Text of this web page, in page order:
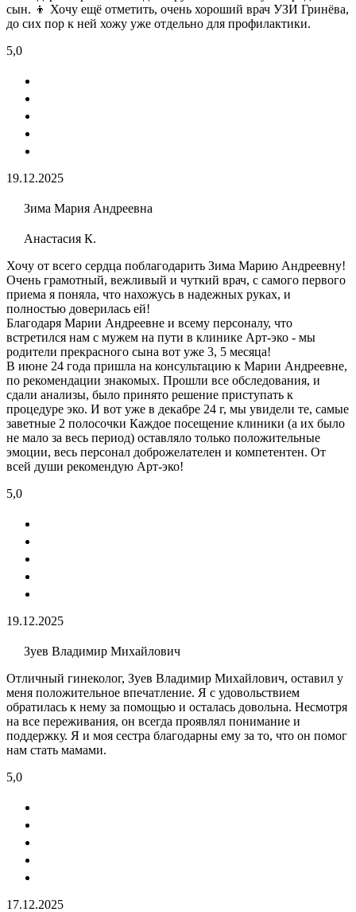
сын. 👦 Хочу ещё отметить, очень хороший врач УЗИ​ Гринёва,
до сих пор к ней хожу уже отдельно для профилактики.
5,0
19.12.2025
Зима Мария Андреевна
Анастасия К.
Хочу от всего сердца поблагодарить Зима Марию Андреевну!
Очень грамотный, вежливый и чуткий врач, с самого первого
приема я поняла, что нахожусь в надежных руках, и
полностью доверилась ей!
Благодаря Марии Андреевне и всему персоналу, что
встретился нам с мужем на пути в клинике Арт-эко - мы
родители прекрасного сына вот уже 3, 5 месяца!
В июне 24 года пришла на консультацию к Марии Андреевне,
по рекомендации знакомых. Прошли все обследования, и
сдали анализы, было принято решение приступать к
процедуре эко. И вот уже в декабре 24 г, мы увидели те, самые
заветные 2 полосочки Каждое посещение клиники (а их было
не мало за весь период) оставляло только положительные
эмоции, весь персонал доброжелателен и компетентен. От
всей души рекомендую Арт-эко!
5,0
19.12.2025
Зуев Владимир Михайлович
Отличный гинеколог, Зуев Владимир Михайлович, оставил у
меня положительное впечатление. Я с удовольствием
обратилась к нему за помощью и осталась довольна. Несмотря
на все переживания, он всегда проявлял понимание и
поддержку. Я и моя сестра благодарны ему за то, что он помог
нам стать мамами.
5,0
17.12.2025